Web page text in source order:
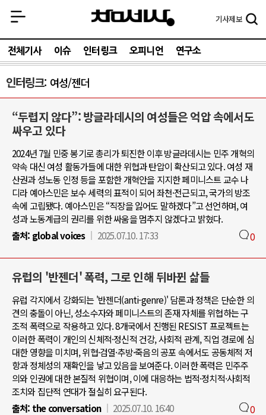
기사제보
전체기사 이슈 인터링크 오피니언 연구소
인터링크 여성/젠더
“두렵지 않다”: 방글라데시의 여성들은 억압 속에서도
싸우고 있다
2024년 7월 민중 봉기로 총리가 퇴진한 이후 방글라데시는 민주 개혁의
약속 대신 여성 활동가들에 대한 위협과 탄압이 확산되고 있다. 여성 재
산권과 성노동 인정 등을 포함한 개혁안을 지지한 페미니스트 교수 나
디라 예아스민은 보수 세력의 표적이 되어 좌천·전근되고, 국가의 방조
속에 고립됐다. 예아스민은 “직장을 잃어도 말하겠다”고 선언하며, 여
성과 노동계급의 권리를 위한 싸움을 멈추지 않겠다고 밝혔다.
출처: global voices 2025.07.10. 17:33 0
유럽의 '반젠더' 폭력, 그로 인해 뒤바뀐 삶들
유럽 각지에서 강화되는 '반젠더(anti-genre)' 담론과 정책은 단순한 의
견의 충돌이 아닌, 성소수자와 페미니스트의 존재 자체를 위협하는 구
조적 폭력으로 작용하고 있다. 8개국에서 진행된 RESIST 프로젝트는
이러한 폭력이 개인의 신체적·정신적 건강, 사회적 관계, 직업 경로에 심
대한 영향을 미치며, 위협·검열·추방·죽음의 공포 속에서도 공동체적 저
항과 정체성의 재확인을 낳고 있음을 보여준다. 이러한 폭력은 민주주
의와 인권에 대한 본질적 위협이며, 이에 대응하는 법적·정치적·사회적
조치와 집단적 연대가 절실히 요구된다.
출처: the conversation 2025.07.10. 16:40 0